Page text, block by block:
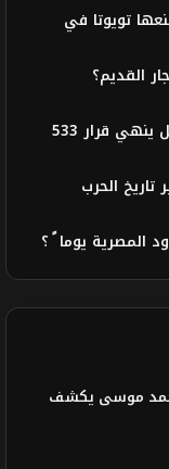
تويوتا في
القديم؟
• هل سيبقي التوك توك علي الطرقات وهل ينهي قرار 533
الحرب
المصرية يوما ً ؟
موسى يكشف